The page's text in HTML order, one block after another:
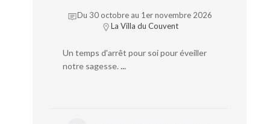
Du 30 octobre au 1er novembre 2026
La Villa du Couvent
Un temps d'arrêt pour soi pour éveiller
notre sagesse. ...